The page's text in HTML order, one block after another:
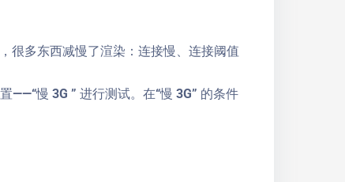
多东西减慢了渲染：连接慢、连接阈值
慢 3G ” 进行测试。在“慢 3G” 的条件